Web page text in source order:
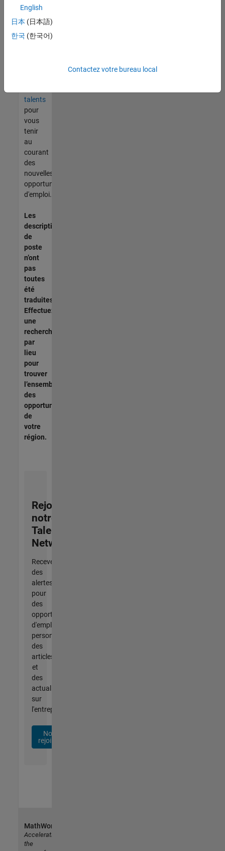
d'offre
corresponde
à vos
talents
pour
vous
tenir
au
courant
des
nouvelles
opportunités
d'emploi.
Les
descriptions
de
poste
n’ont
pas
toutes
été
traduites.
Effectuez
une
recherche
par
lieu
pour
trouver
l’ensemble
des
opportunités
de
votre
région.
Rejoignez
notre
Talent
Network
Recevez
des
alertes
pour
des
opportunités
d'emploi
personnalisées,
des
articles
et
des
actualités
sur
l'entreprise.
Nous
rejoindre
English
日本 (日本語)
한국 (한국어)
Contactez votre bureau local
MathWorks
Accelerating
the